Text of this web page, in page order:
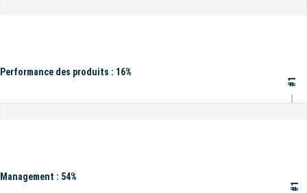
Performance des produits : 16%
#1
Management : 54%
#1